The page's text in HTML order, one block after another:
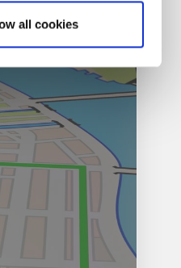
all cookies